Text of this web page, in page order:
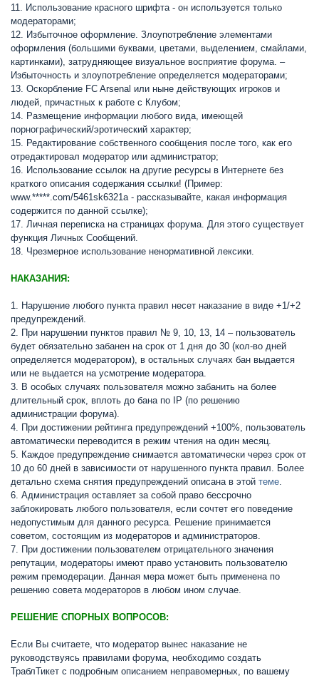
11. Использование красного шрифта - он используется только
модераторами;
12. Избыточное оформление. Злоупотребление элементами
оформления (большими буквами, цветами, выделением, смайлами,
картинками), затрудняющее визуальное восприятие форума. –
Избыточность и злоупотребление определяется модераторами;
13. Оскорбление FC Arsenal или ныне действующих игроков и
людей, причастных к работе с Клубом;
14. Размещение информации любого вида, имеющей
порнографический/эротический характер;
15. Редактирование собственного сообщения после того, как его
отредактировал модератор или администратор;
16. Использование ссылок на другие ресурсы в Интернете без
краткого описания содержания ссылки! (Пример:
www.*****.com/5461sk6321а - рассказывайте, какая информация
содержится по данной ссылке);
17. Личная переписка на страницах форума. Для этого существует
функция Личных Сообщений.
18. Чрезмерное использование ненормативной лексики.
НАКАЗАНИЯ:
1. Нарушение любого пункта правил несет наказание в виде +1/+2
предупреждений.
2. При нарушении пунктов правил № 9, 10, 13, 14 – пользователь
будет обязательно забанен на срок от 1 дня до 30 (кол-во дней
определяется модератором), в остальных случаях бан выдается
или не выдается на усмотрение модератора.
3. В особых случаях пользователя можно забанить на более
длительный срок, вплоть до бана по IP (по решению
администрации форума).
4. При достижении рейтинга предупреждений +100%, пользователь
автоматически переводится в режим чтения на один месяц.
5. Каждое предупреждение снимается автоматически через срок от
10 до 60 дней в зависимости от нарушенного пункта правил. Более
детально схема снятия предупреждений описана в этой теме.
6. Администрация оставляет за собой право бессрочно
заблокировать любого пользователя, если сочтет его поведение
недопустимым для данного ресурса. Решение принимается
советом, состоящим из модераторов и администраторов.
7. При достижении пользователем отрицательного значения
репутации, модераторы имеют право установить пользователю
режим премодерации. Данная мера может быть применена по
решению совета модераторов в любом ином случае.
РЕШЕНИЕ СПОРНЫХ ВОПРОСОВ:
Если Вы считаете, что модератор вынес наказание не
руководствуясь правилами форума, необходимо создать
ТраблТикет с подробным описанием неправомерных, по вашему